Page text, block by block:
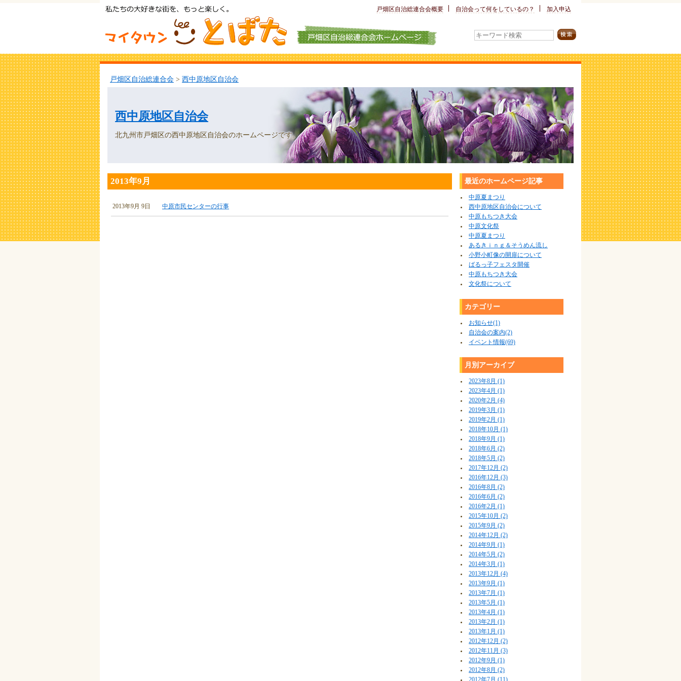
戸畑区自治総連合会概要 自治会って何をしているの？ 加入申込
戸畑区自治総連合会 > 西中原地区自治会
西中原地区自治会
北九州市戸畑区の西中原地区自治会のホームページです。
2013年9月
2013年9月 9日 中原市民センターの行事
最近のホームページ記事
中原夏まつり
西中原地区自治会について
中原もちつき大会
中原文化祭
中原夏まつり
あるきｉｎｇ＆そうめん流し
小野小町像の開扉について
ばるっ子フェスタ開催
中原もちつき大会
文化祭について
カテゴリー
お知らせ(1)
自治会の案内(2)
イベント情報(69)
月別アーカイブ
2023年8月 (1)
2023年4月 (1)
2020年2月 (4)
2019年3月 (1)
2019年2月 (1)
2018年10月 (1)
2018年9月 (1)
2018年6月 (2)
2018年5月 (2)
2017年12月 (2)
2016年12月 (3)
2016年8月 (2)
2016年6月 (2)
2016年2月 (1)
2015年10月 (2)
2015年9月 (2)
2014年12月 (2)
2014年9月 (1)
2014年5月 (2)
2014年3月 (1)
2013年12月 (4)
2013年9月 (1)
2013年7月 (1)
2013年5月 (1)
2013年4月 (1)
2013年2月 (1)
2013年1月 (1)
2012年12月 (2)
2012年11月 (3)
2012年9月 (1)
2012年8月 (2)